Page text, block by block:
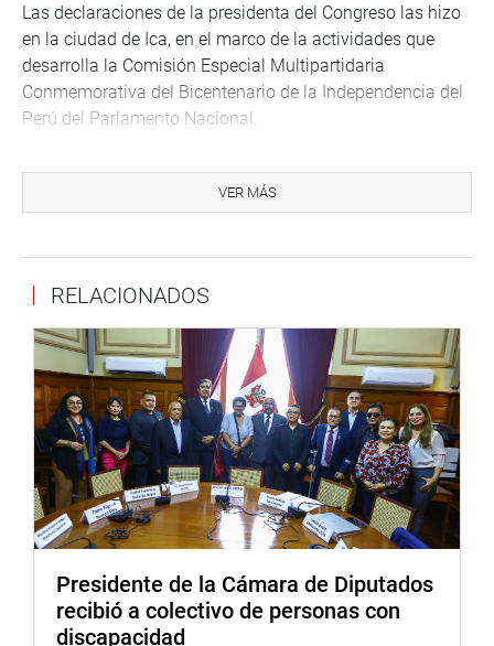
Las declaraciones de la presidenta del Congreso las hizo
en la ciudad de Ica, en el marco de la actividades que
desarrolla la Comisión Especial Multipartidaria
Conmemorativa del Bicentenario de la Independencia del
Perú del Parlamento Nacional.
la Institución Educativa General Juan Pablo Fernandini,
en el distrito iqueño de Guadalupe, donde constató que
semipresencial.
OFICINA DE COMUNICACIONES
VER MÁS
RELACIONADOS
Presidente de la Cámara de Diputados
recibió a colectivo de personas con
discapacidad